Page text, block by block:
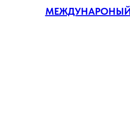
МЕЖДУНАРОНЫЙ